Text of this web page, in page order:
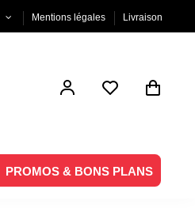
Mentions légales Livraison
PROMOS & BONS PLANS